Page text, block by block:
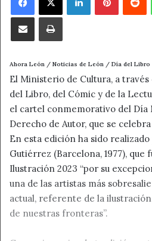
Compartir por correo electrónicoImprimir
Ahora León / Noticias de León / Día del Libro
El Ministerio de Cultura, a
del Libro, del Cómic y de la
el cartel conmemorativo del Día
Derecho de Autor, que se
En esta edición ha sido
Gutiérrez (Barcelona, 1977), que
Ilustración 2023 “por su
una de las artistas más
actual, referente de la
de nuestras fronteras”.